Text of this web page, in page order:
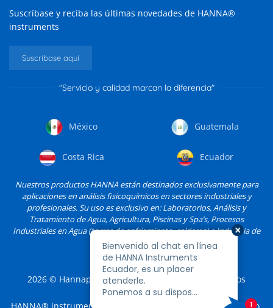
Suscríbase y reciba las últimas novedades de HANNA®
instruments
Suscríbase aquí
"Servicio y calidad marcan la diferencia"
México Guatemala
Costa Rica Ecuador
Nuestros productos HANNA están destinados exclusivamente para
aplicaciones en análisis fisicoquímicos en sectores industriales y
profesionales. Su uso es exclusivo en: Laboratorios, Análisis y
Tratamiento de Agua, Agricultura, Piscinas y Spa’s, Procesos
Industriales en Agua (torres de enfriamiento, calderas) e Industria de
Alimentos, entre otros.
2026 © Hannapro, S.A. de C.V. y sus filiales. Todos los
derechos reservados.